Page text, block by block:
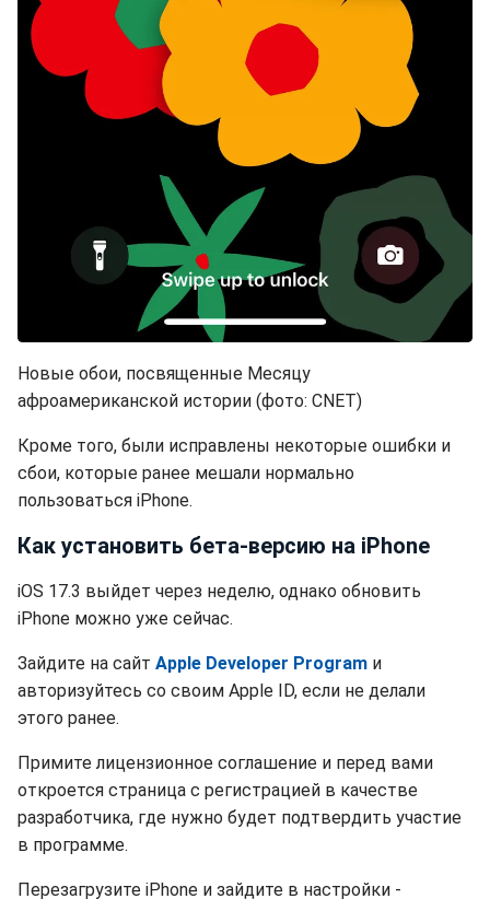
Новые обои, посвященные Месяцу
афроамериканской истории (фото: CNET)
Кроме того, были исправлены некоторые ошибки и
сбои, которые ранее мешали нормально
пользоваться iPhone.
Как установить бета-версию на iPhone
iOS 17.3 выйдет через неделю, однако обновить
iPhone можно уже сейчас.
Зайдите на сайт Apple Developer Program и
авторизуйтесь со своим Apple ID, если не делали
этого ранее.
Примите лицензионное соглашение и перед вами
откроется страница с регистрацией в качестве
разработчика, где нужно будет подтвердить участие
в программе.
Перезагрузите iPhone и зайдите в настройки -